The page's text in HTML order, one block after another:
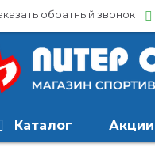
обратный звонок
Каталог Акции